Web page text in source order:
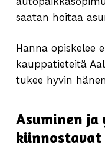
saatan hoitaa
Hanna opiskelee
kauppatieteitä
tukee hyvin
Asuminen
kiinnostavat